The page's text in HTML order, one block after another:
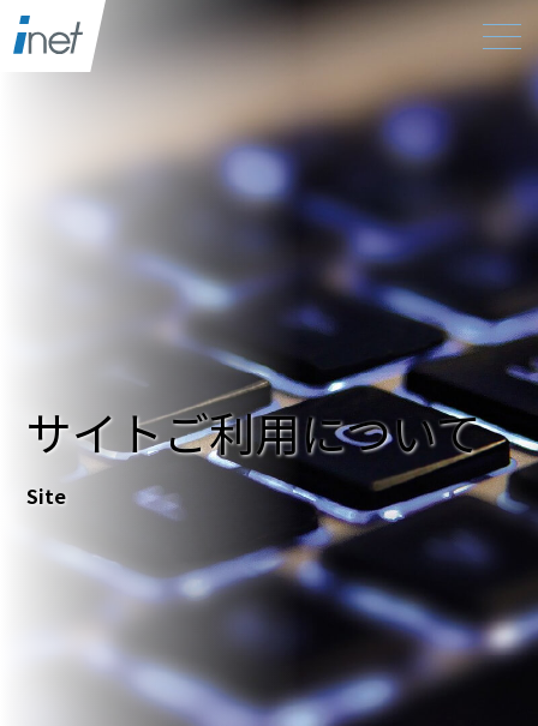
サイトご利用について
Site